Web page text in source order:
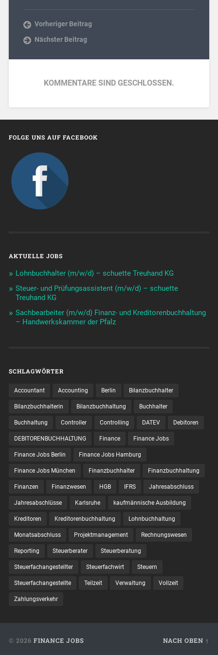
Vorheriger Beitrag
Nächster Beitrag
KOMMENTARE SIND GESCHLOSSEN.
FOLGE UNS AUF FACEBOOK
AKTUELLE JOBS
Lohnbuchhalter (m/w/d) – schuette Treuhand KG
Steuer- und Prüfungsassistent (m/w/d) – schuette
Treuhand KG
Sachbearbeiter (m/w/d) Finanz- und Kreditorenbuchhaltung
– Handwerkskammer der Pfalz
SCHLAGWÖRTER
Accountant Accounting Berlin Bilanzbuchhalter
Bilanzbuchhalterin Bilanzbuchhaltung Buchhalter
Buchhaltung Controller Controlling DATEV Debitoren
DEBITORENBUCHHALTUNG Finance Finance Jobs
Finance Jobs Berlin Finance Jobs Hamburg
Finance Jobs München Finanzbuchhalter Finanzbuchhaltung
Finanzen Finanzwesen HGB IFRS Jahresabschluss
Jahresabschlüsse Karlsruhe kaufmännische Ausbildung
Kreditoren Kreditorenbuchhaltung Lohnbuchhaltung
Monatsabschluss Projektmanagement Rechnungswesen
Reporting Steuerberater Steuerberatung
Steuerfachangestellter Steuerfachwirt Steuern
Steuer­fach­ange­stellte Teilzeit Verwaltung Vollzeit
Zahlungsverkehr
© 2026 FINANCE JOBS NACH OBEN ↑